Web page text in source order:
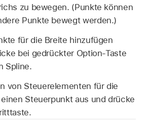
zu bewegen. (Punkte können
Punkte bewegt werden.)
für die Breite hinzufügen
bei gedrückter Option-Taste
Spline.
von Steuerelementen für die
Steuerpunkt aus und drücke